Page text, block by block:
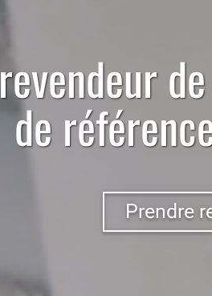
revendeurde
de
Prendre